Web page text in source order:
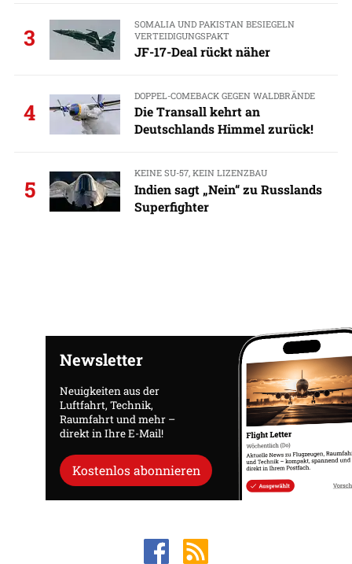
3
SOMALIA UND PAKISTAN BESIEGELN
VERTEIDIGUNGSPAKT
JF-17-Deal rückt näher
4
DOPPEL-COMEBACK GEGEN WALDBRÄNDE
Die Transall kehrt an
Deutschlands Himmel zurück!
5
KEINE SU-57, KEIN LIZENZBAU
Indien sagt „Nein“ zu Russlands
Superfighter
Newsletter
Neuigkeiten aus der
Luftfahrt, Technik,
Raumfahrt und mehr –
direkt in Ihre E-Mail!
Kostenlos abonnieren